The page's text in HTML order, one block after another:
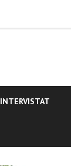
INTERVISTAT